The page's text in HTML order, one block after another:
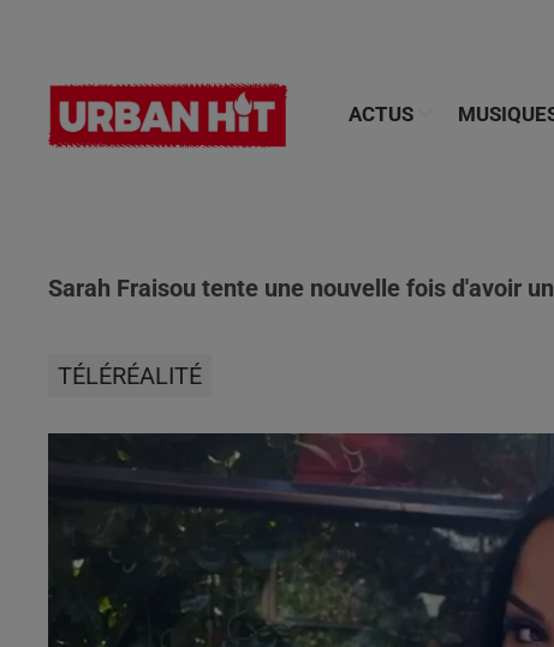
ACTUS
Sarah Fraisou tente une nouvelle fois d'avoir
TÉLÉRÉALITÉ